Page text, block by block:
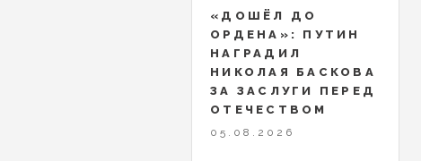
«ДОШЁЛ ДО
ОРДЕНА»: ПУТИН
НАГРАДИЛ
НИКОЛАЯ БАСКОВА
ЗА ЗАСЛУГИ ПЕРЕД
ОТЕЧЕСТВОМ
05.08.2026